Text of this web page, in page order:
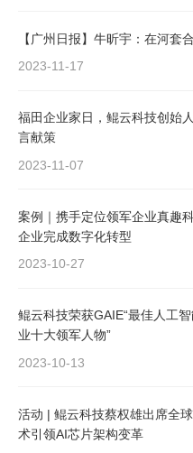
【广州日报】牛昕宇：在河套
2023-11-17
福田企业家日，鲲云科技创始
言献策
2023-11-07
案例｜携手定位领军企业真趣
企业完成数字化转型
2023-10-27
鲲云科技荣获GAIE“最佳人工
业十大领军人物”
2023-10-13
活动 | 鲲云科技蔡权雄出席全
术引领AI芯片架构变革